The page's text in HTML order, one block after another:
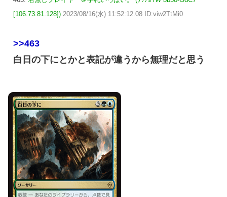
[106.73.81.128]) 2023/08/16(水) 11:52:12.08 ID:viw2TtMi0
>>463
白日の下にとかと表記が違うから無理だと思う